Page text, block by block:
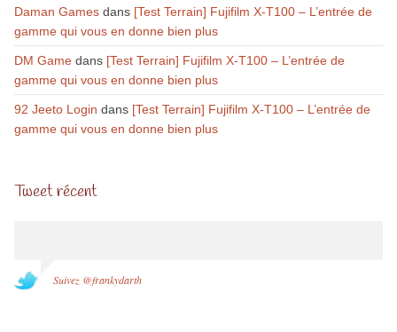
Daman Gamesdans [Test Terrain] Fujifilm X-T100 – L’entrée de
gamme qui vous en donne bien plus
DM Gamedans [Test Terrain] Fujifilm X-T100 – L’entrée de
gamme qui vous en donne bien plus
92 Jeeto Login dans [Test Terrain] Fujifilm X-T100 – L’entrée de
gamme qui vous en donne bien plus
Tweet récent
Suivez @frankydarth